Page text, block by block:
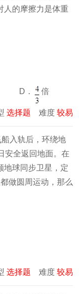
人的摩擦力是体重
D． 倍
选择题 难度 较易
入轨后，环绕地
安全返回地面。在
地球同步卫星，定
做圆周运动，那么
选择题 难度 较易